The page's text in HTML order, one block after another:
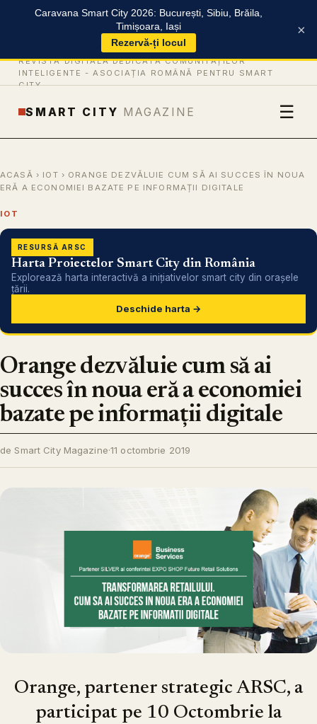
Caravana Smart City 2026: București, Sibiu, Brăila,
Timișoara, Iași
Rezervă-ți locul
×
REVISTĂ DIGITALĂ DEDICATĂ COMUNITĂȚILOR
INTELIGENTE - ASOCIAȚIA ROMÂNĂ PENTRU SMART
CITY
SMART CITY MAGAZINE ☰
ACASĂ › IOT › ORANGE DEZVĂLUIE CUM SĂ AI SUCCES ÎN NOUA
ERĂ A ECONOMIEI BAZATE PE INFORMAȚII DIGITALE
IOT
RESURSĂ ARSC
Harta Proiectelor Smart City din România
Explorează harta interactivă a inițiativelor smart city din orașele
țării.
Deschide harta →
Orange dezvăluie cum să ai
succes în noua eră a economiei
bazate pe informații digitale
de Smart City Magazine·11 octombrie 2019
Orange, partener strategic ARSC, a
participat pe 10 Octombrie la